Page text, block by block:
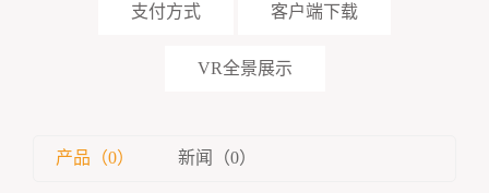
支付方式 客户端下载
VR全景展示
产品（0） 新闻（0）